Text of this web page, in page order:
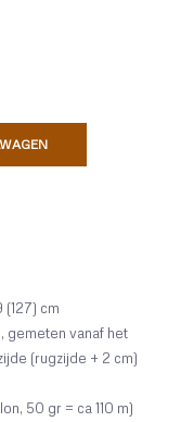
(127) cm
gemeten vanaf het
(rugzijde + 2 cm)
50 gr = ca 110 m)